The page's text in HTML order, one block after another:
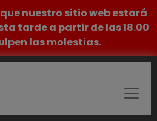
nuestro sitio web estará
tarde a partir de las 18.00
las molestias.